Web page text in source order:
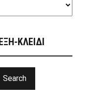
ΚΛΕΙΔΙ
Search